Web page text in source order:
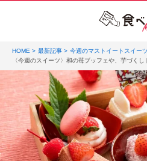
HOME 最新記事
今週のマストイートスイーツ
〈今週のスイーツ〉和の苺ブッフェや、芋づく